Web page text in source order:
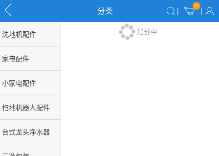
分类 |
0
|
洗地机配件
家电配件
小家电配件
扫地机器人配件
台式龙头净水器
加载中...